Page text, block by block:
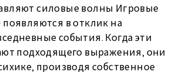
силовые волны Игровые
в отклик на
события. Когда эти
подходящего выражения, они
производя собственное